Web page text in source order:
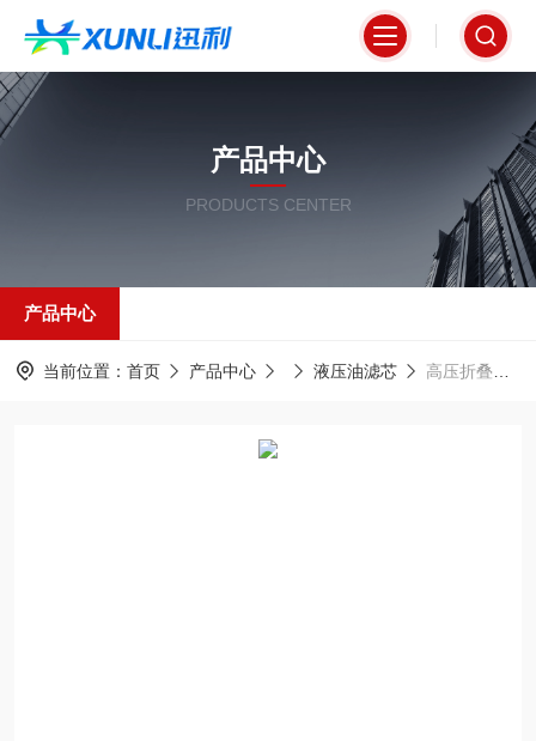
产品中心
PRODUCTS CENTER
产品中心
当前位置： 首页 产品中心 液压油滤芯 高压折叠式液压油滤芯R901025283油除杂质